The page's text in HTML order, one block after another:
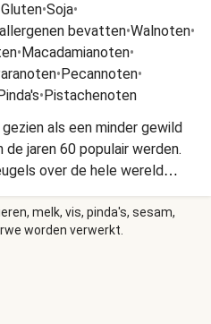
Gluten•Soja•
bevatten•Walnoten•
•Macadamianoten•
•Pecannoten•
•Pistachenoten
als een minder gewild
jaren 60 populair werden.
over de hele wereld
textuur en sterke
melk, vis, pinda's, sesam,
worden verwerkt.